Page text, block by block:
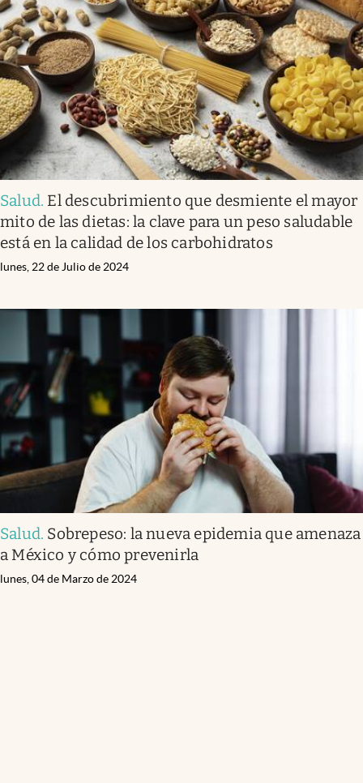
Salud. El descubrimiento que desmiente el mayor
mito de las dietas: la clave para un peso saludable
está en la calidad de los carbohidratos
lunes, 22 de Julio de 2024
Salud. Sobrepeso: la nueva epidemia que amenaza
a México y cómo prevenirla
lunes, 04 de Marzo de 2024